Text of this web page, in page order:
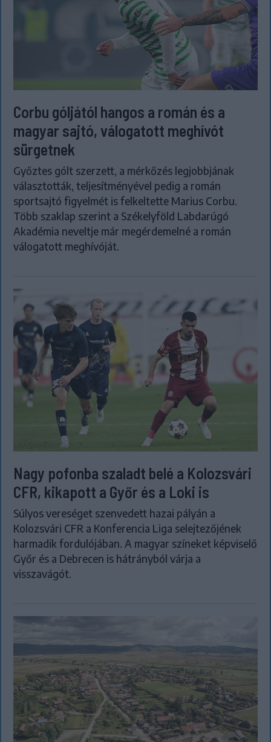
Corbu góljától hangos a román és a
magyar sajtó, válogatott meghívót
sürgetnek
Győztes gólt szerzett, a mérkőzés legjobbjának
választották, teljesítményével pedig a román
sportsajtó figyelmét is felkeltette Marius Corbu.
Több szaklap szerint a Székelyföld Labdarúgó
Akadémia neveltje már megérdemelné a román
válogatott meghívóját.
Nagy pofonba szaladt belé a Kolozsvári
CFR, kikapott a Győr és a Loki is
Súlyos vereséget szenvedett hazai pályán a
Kolozsvári CFR a Konferencia Liga selejtezőjének
harmadik fordulójában. A magyar színeket képviselő
Győr és a Debrecen is hátrányból várja a
visszavágót.